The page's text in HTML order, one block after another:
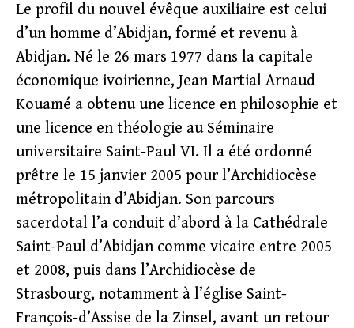
Le profil du nouvel évêque auxiliaire est celui
d’un homme d’Abidjan, formé et revenu à
Abidjan. Né le 26 mars 1977 dans la capitale
économique ivoirienne, Jean Martial Arnaud
Kouamé a obtenu une licence en philosophie et
une licence en théologie au Séminaire
universitaire Saint-Paul VI. Il a été ordonné
prêtre le 15 janvier 2005 pour l’Archidiocèse
métropolitain d’Abidjan. Son parcours
sacerdotal l’a conduit d’abord à la Cathédrale
Saint-Paul d’Abidjan comme vicaire entre 2005
et 2008, puis dans l’Archidiocèse de
Strasbourg, notamment à l’église Saint-
François-d’Assise de la Zinsel, avant un retour